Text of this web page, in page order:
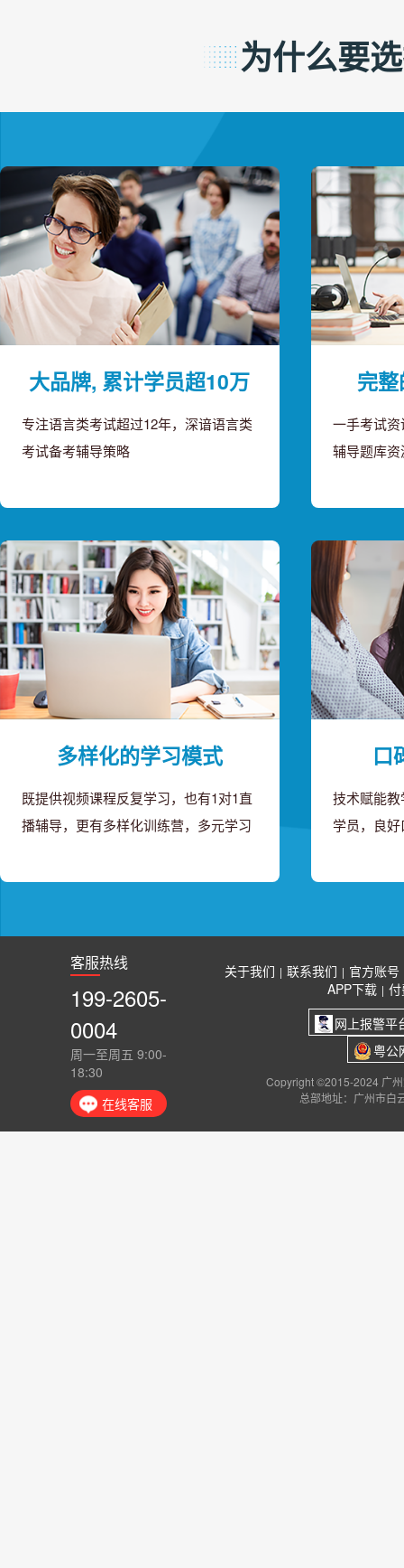
为什么要
大品牌, 累计学员超10万
专注语言类考试超过12年，深谙语言类
考试备考辅导策略
完
一手考试
辅导题库
多样化的学习模式
既提供视频课程反复学习，也有1对1直
播辅导，更有多样化训练营，多元学习
口
技术赋能
学员，良
客服热线
199-2605-
0004
周一至周五 9:00-
18:30
在线客服
关于我们 | 联系我们 | 官方账号
APP下载 |
网上报警平
粤公
Copyright ©2015-2024 广
总部地址：广州市白